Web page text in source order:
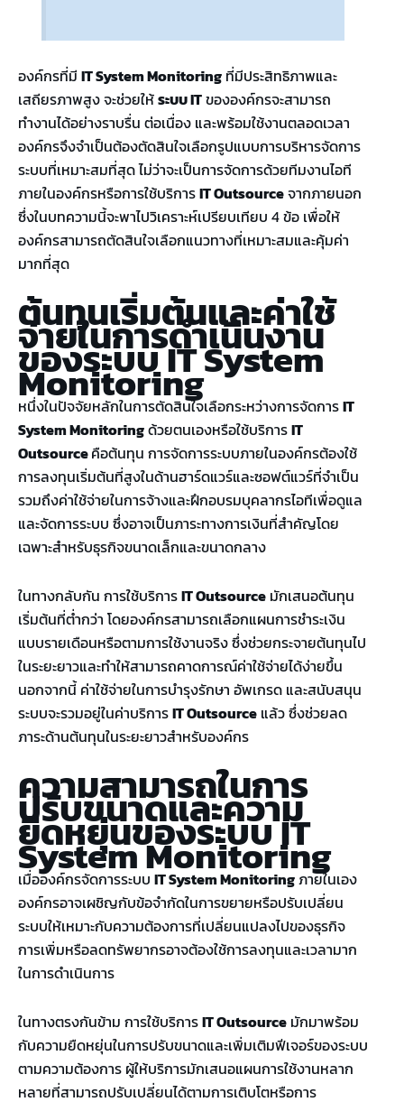
องค์กรที่มี IT System Monitoring ที่มีประสิทธิภาพและ
เสถียรภาพสูง จะช่วยให้ระบบITขององค์กรจะสามารถ
ทำงานได้อย่างราบรื่น ต่อเนื่อง และพร้อมใช้งานตลอดเวลา
องค์กรจึงจำเป็นต้องตัดสินใจเลือกรูปแบบการบริหารจัดการ
ระบบที่เหมาะสมที่สุด ไม่ว่าจะเป็นการจัดการด้วยทีมงานไอที
ภายในองค์กรหรือการใช้บริการIT Outsourceจากภายนอก
ซึ่งในบทความนี้จะพาไปวิเคราะห์เปรียบเทียบ 4 ข้อ เพื่อให้
องค์กรสามารถตัดสินใจเลือกแนวทางที่เหมาะสมและคุ้มค่า
มากที่สุด
ต้นทุนเริ่มต้นและค่าใช้
จ่ายในการดำเนินงาน
ของระบบIT System
Monitoring
หนึ่งในปัจจัยหลักในการตัดสินใจเลือกระหว่างการจัดการIT
System Monitoringด้วยตนเองหรือใช้บริการIT
Outsourceคือต้นทุน การจัดการระบบภายในองค์กรต้องใช้
การลงทุนเริ่มต้นที่สูงในด้านฮาร์ดแวร์และซอฟต์แวร์ที่จำเป็น
รวมถึงค่าใช้จ่ายในการจ้างและฝึกอบรมบุคลากรไอทีเพื่อดูแล
และจัดการระบบ ซึ่งอาจเป็นภาระทางการเงินที่สำคัญโดย
เฉพาะสำหรับธุรกิจขนาดเล็กและขนาดกลาง
ในทางกลับกัน การใช้บริการIT Outsource มักเสนอต้นทุน
เริ่มต้นที่ต่ำกว่า โดยองค์กรสามารถเลือกแผนการชำระเงิน
แบบรายเดือนหรือตามการใช้งานจริง ซึ่งช่วยกระจายต้นทุนไป
ในระยะยาวและทำให้สามารถคาดการณ์ค่าใช้จ่ายได้ง่ายขึ้น
นอกจากนี้ ค่าใช้จ่ายในการบำรุงรักษา อัพเกรด และสนับสนุน
ระบบจะรวมอยู่ในค่าบริการIT Outsource แล้ว ซึ่งช่วยลด
ภาระด้านต้นทุนในระยะยาวสำหรับองค์กร
ความสามารถในการ
ปรับขนาดและความ
ยืดหยุ่นของระบบIT
System Monitoring
เมื่อองค์กรจัดการระบบ IT System Monitoringภายในเอง
องค์กรอาจเผชิญกับข้อจำกัดในการขยายหรือปรับเปลี่ยน
ระบบให้เหมาะกับความต้องการที่เปลี่ยนแปลงไปของธุรกิจ
การเพิ่มหรือลดทรัพยากรอาจต้องใช้การลงทุนและเวลามาก
ในการดำเนินการ
ในทางตรงกันข้าม การใช้บริการIT Outsource มักมาพร้อม
กับความยืดหยุ่นในการปรับขนาดและเพิ่มเติมฟีเจอร์ของระบบ
ตามความต้องการ ผู้ให้บริการมักเสนอแผนการใช้งานหลาก
หลายที่สามารถปรับเปลี่ยนได้ตามการเติบโตหรือการ